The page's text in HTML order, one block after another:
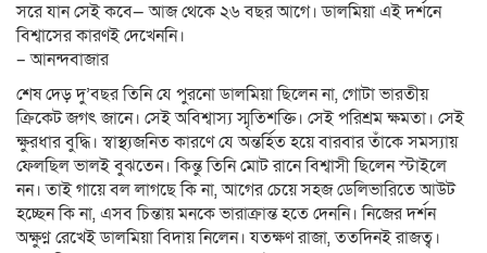
সরে যান সেই কবে— আজ থেকে ২৬ বছর আগে। ডালমিয়া এই দর্শনে
বিশ্বাসের কারণই দেখেননি।
– আনন্দবাজার
শেষ দেড় দু’বছর তিনি যে পুরনো ডালমিয়া ছিলেন না, গোটা ভারতীয়
ক্রিকেট জগৎ জানে। সেই অবিশ্বাস্য স্মৃতিশক্তি। সেই পরিশ্রম ক্ষমতা। সেই
ক্ষুরধার বুদ্ধি। স্বাস্থ্যজনিত কারণে যে অন্তর্হিত হয়ে বারবার তাঁকে সমস্যায়
ফেলছিল ভালই বুঝতেন। কিন্তু তিনি মোট রানে বিশ্বাসী ছিলেন স্টাইলে
নন। তাই গায়ে বল লাগছে কি না, আগের চেয়ে সহজ ডেলিভারিতে আউট
হচ্ছেন কি না, এসব চিন্তায় মনকে ভারাক্রান্ত হতে দেননি। নিজের দর্শন
অক্ষুণ্ণ রেখেই ডালমিয়া বিদায় নিলেন। যতক্ষণ রাজা, ততদিনই রাজত্ব।